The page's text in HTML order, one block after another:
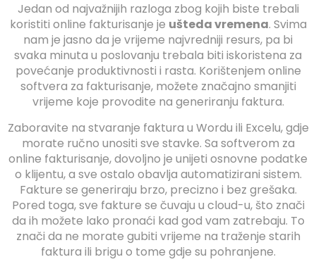
Jedan od najvažnijih razloga zbog kojih biste trebali
koristiti online fakturisanje je ušteda vremena. Svima
nam je jasno da je vrijeme najvredniji resurs, pa bi
svaka minuta u poslovanju trebala biti iskoristena za
povećanje produktivnosti i rasta. Korištenjem online
softvera za fakturisanje, možete značajno smanjiti
vrijeme koje provodite na generiranju faktura.
Zaboravite na stvaranje faktura u Wordu ili Excelu, gdje
morate ručno unositi sve stavke. Sa softverom za
online fakturisanje, dovoljno je unijeti osnovne podatke
o klijentu, a sve ostalo obavlja automatizirani sistem.
Fakture se generiraju brzo, precizno i bez grešaka.
Pored toga, sve fakture se čuvaju u cloud-u, što znači
da ih možete lako pronaći kad god vam zatrebaju. To
znači da ne morate gubiti vrijeme na traženje starih
faktura ili brigu o tome gdje su pohranjene.